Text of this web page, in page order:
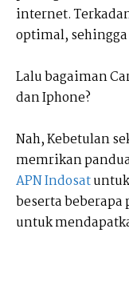
internet.
optimal,
Lalu bagaiman
dan Iphone?
Nah, Kebetulan
memrikan
APN Indosat
beserta beberapa
untuk